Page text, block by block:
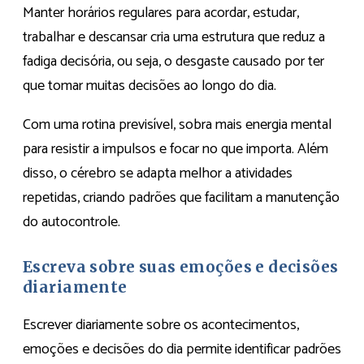
Manter horários regulares para acordar, estudar,
trabalhar e descansar cria uma estrutura que reduz a
fadiga decisória, ou seja, o desgaste causado por ter
que tomar muitas decisões ao longo do dia.
Com uma rotina previsível, sobra mais energia mental
para resistir a impulsos e focar no que importa. Além
disso, o cérebro se adapta melhor a atividades
repetidas, criando padrões que facilitam a manutenção
do autocontrole.
Escreva sobre suas emoções e decisões
diariamente
Escrever diariamente sobre os acontecimentos,
emoções e decisões do dia permite identificar padrões